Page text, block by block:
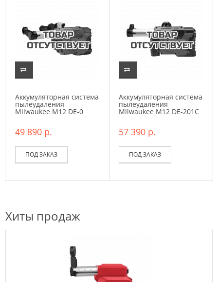
Аккумуляторная система
пылеудаления
Milwaukee M12 DE-0
49 890 р.
ПОД ЗАКАЗ
Аккумуляторная система
пылеудаления
Milwaukee M12 DE-201C
57 390 р.
ПОД ЗАКАЗ
Хиты продаж